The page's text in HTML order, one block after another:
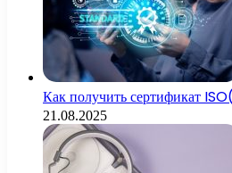
Как получить сертификат
21.08.2025